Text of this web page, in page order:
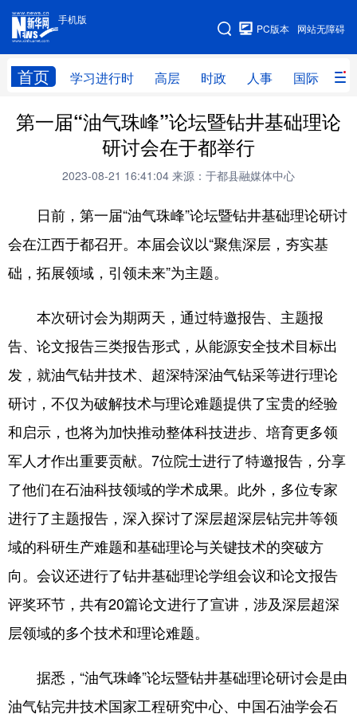
手机版
网站无障碍
PC版本
首页 学习进行时 高层 时政 人事 国际 财
手机版
网站地图
学习进行时 高层 时政 人事
财经 网评
全球连线
科技 科创 量子 体育
文化 书画 健康 军事
法律 中央文件 金融 汽车
食品 人居 信息化 数字经济
学术中国 乡村振兴 银龄 溯源中国
彩票 娱乐 时尚 悦读
公益 一带一路 亚太网 上市公司
文化产业
地方频道
浙江 安徽 福建 江西
第一届“油气珠峰”论坛暨钻井基础理论
研讨会在于都举行
2023-08-21 16:41:04 来源：于都县融媒体中心
日前，第一届“油气珠峰”论坛暨钻井基础理论研讨
会在江西于都召开。本届会议以“聚焦深层，夯实基
础，拓展领域，引领未来”为主题。
本次研讨会为期两天，通过特邀报告、主题报
告、论文报告三类报告形式，从能源安全技术目标出
发，就油气钻井技术、超深特深油气钻采等进行理论
研讨，不仅为破解技术与理论难题提供了宝贵的经验
和启示，也将为加快推动整体科技进步、培育更多领
军人才作出重要贡献。7位院士进行了特邀报告，分享
了他们在石油科技领域的学术成果。此外，多位专家
进行了主题报告，深入探讨了深层超深层钻完井等领
域的科研生产难题和基础理论与关键技术的突破方
向。会议还进行了钻井基础理论学组会议和论文报告
评奖环节，共有20篇论文进行了宣讲，涉及深层超深
层领域的多个技术和理论难题。
据悉，“油气珠峰”论坛暨钻井基础理论研讨会是由
油气钻完井技术国家工程研究中心、中国石油学会石